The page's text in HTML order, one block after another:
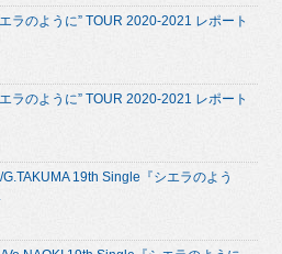
ラのように” TOUR 2020-2021 レポート
ラのように” TOUR 2020-2021 レポート
G.TAKUMA 19th Single『シエラのよう